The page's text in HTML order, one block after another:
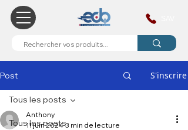
Post S'inscrire
Tous les posts
Tous les posts
Anthony
11 juin 2024 3 min de lecture